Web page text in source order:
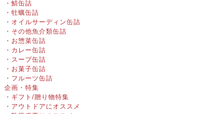
・鯖缶詰
・牡蠣缶詰
・オイルサーディン缶詰
・その他魚介類缶詰
・お惣菜缶詰
・カレー缶詰
・スープ缶詰
・お菓子缶詰
・フルーツ缶詰
企画・特集
・ギフト/贈り物特集
・アウトドアにオススメ